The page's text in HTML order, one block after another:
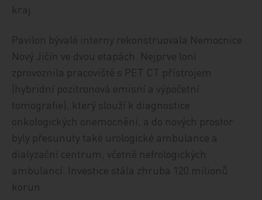
kraj.
Pavilon bývalé interny rekonstruovala Nemocnice
Nový Jičín ve dvou etapách. Nejprve loni
zprovoznila pracoviště s PET CT přístrojem
(hybridní pozitronová emisní a výpočetní
tomografie), který slouží k diagnostice
onkologických onemocnění, a do nových prostor
byly přesunuty také urologické ambulance a
dialyzační centrum, včetně nefrologických
ambulancí. Investice stála zhruba 120 milionů
korun.